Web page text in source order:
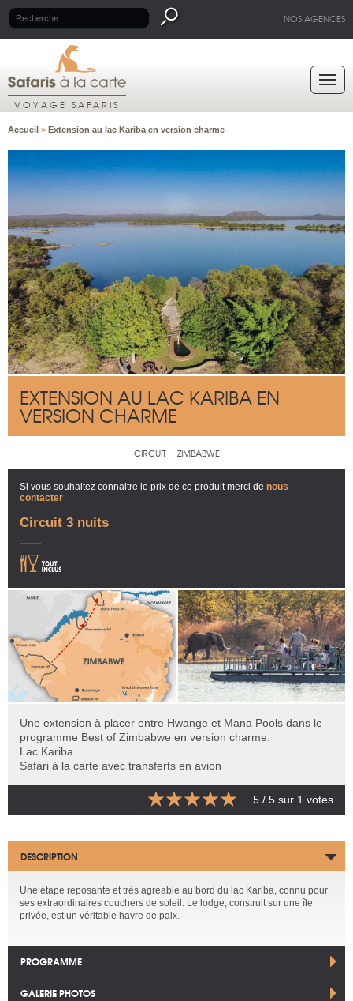
NOS AGENCES
VOYAGE SAFARIS
Accueil > Extension au lac Kariba en version charme
EXTENSION AU LAC KARIBA EN
VERSION CHARME
CIRCUIT ZIMBABWE
Si vous souhaitez connaitre le prix de ce produit merci de nous
contacter
Circuit 3 nuits
Une extension à placer entre Hwange et Mana Pools dans le
programme Best of Zimbabwe en version charme.
Lac Kariba
Safari à la carte avec transferts en avion
5 / 5 sur 1 votes
DESCRIPTION
Une étape reposante et très agréable au bord du lac Kariba, connu pour
ses extraordinaires couchers de soleil. Le lodge, construit sur une île
privée, est un véritable havre de paix.
PROGRAMME
GALERIE PHOTOS